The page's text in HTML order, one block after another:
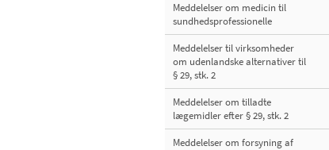
Meddelelser om medicin til
sundhedsprofessionelle
Meddelelser til virksomheder
om udenlandske alternativer til
§ 29, stk. 2
Meddelelser om tilladte
lægemidler efter § 29, stk. 2
Meddelelser om forsyning af